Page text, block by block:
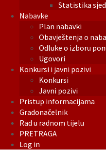
Statistika
Nabavke
Plan nabavki
Obavještenja o
Odluke o izboru
Ugovori
Konkursi i javni pozivi
Konkursi
Javni pozivi
Pristup informacijama
Gradonačelnik
Rad u radnom tijelu
PRETRAGA
Log in